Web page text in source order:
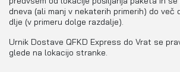
dneva (ali manj v nekaterih primerih) do več
dlje (v primeru dolge razdalje).
Urnik Dostave QFKD Express do Vrat se
glede na lokacijo stranke.